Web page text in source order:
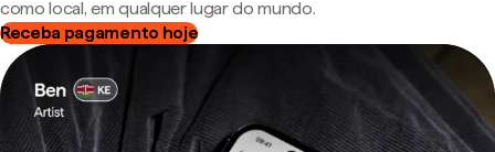
como local, em qualquer lugar do mundo.
Receba pagamento hoje